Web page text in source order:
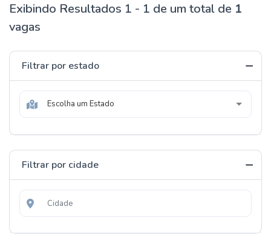
Exibindo Resultados 1 - 1 de um total de 1
vagas
Filtrar por estado
Escolha um Estado
Filtrar por cidade